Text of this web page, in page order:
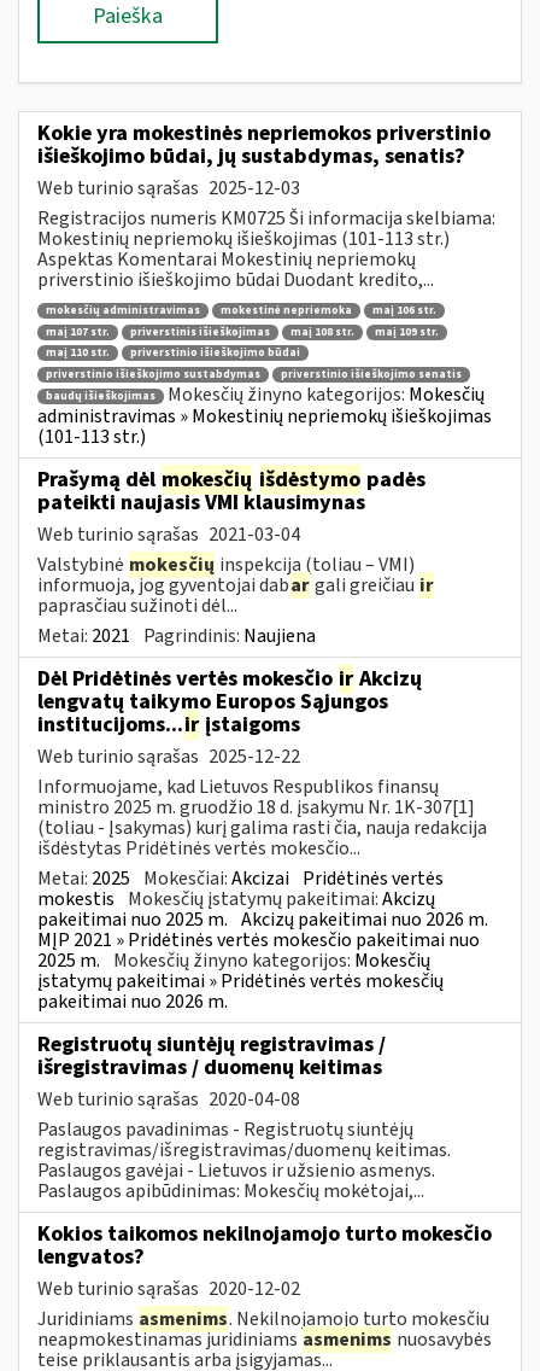
Paieška
Kokie yra mokestinės nepriemokos priverstinio
išieškojimo būdai, jų sustabdymas, senatis?
Web turinio sąrašas 2025-12-03
Registracijos numeris KM0725 Ši informacija skelbiama:
Mokestinių nepriemokų išieškojimas (101-113 str.)
Aspektas Komentarai Mokestinių nepriemokų
priverstinio išieškojimo būdai Duodant kredito,...
mokesčių administravimas mokestinė nepriemoka
maį 106 str.
maį 107 str.
priverstinis išieškojimas maį 108 str.
maį 109 str.
maį 110 str.
priverstinio išieškojimo būdai
priverstinio išieškojimo sustabdymas
priverstinio išieškojimo senatis
baudų išieškojimas
Mokesčių žinyno kategorijos: Mokesčių
administravimas » Mokestinių nepriemokų išieškojimas
(101-113 str.)
Prašymą dėl mokesčių išdėstymo padės
pateikti naujasis VMI klausimynas
Web turinio sąrašas 2021-03-04
Valstybinė mokesčių inspekcija (toliau – VMI)
informuoja, jog gyventojai dabargali greičiau ir
paprasčiau sužinoti dėl...
Metai: 2021 Pagrindinis: Naujiena
Dėl Pridėtinės vertės mokesčio ir Akcizų
lengvatų taikymo Europos Sąjungos
institucijoms...ir įstaigoms
Web turinio sąrašas 2025-12-22
Informuojame, kad Lietuvos Respublikos finansų
ministro 2025 m. gruodžio 18 d. įsakymu Nr. 1K-307[1]
(toliau - Įsakymas) kurį galima rasti čia, nauja redakcija
išdėstytas Pridėtinės vertės mokesčio...
Metai: 2025 Mokesčiai:Akcizai Pridėtinės vertės
mokestis Mokesčių įstatymų pakeitimai:Akcizų
pakeitimai nuo 2025 m. Akcizų pakeitimai nuo 2026 m.
MĮP 2021 » Pridėtinės vertės mokesčio pakeitimai nuo
2025 m. Mokesčių žinyno kategorijos: Mokesčių
įstatymų pakeitimai » Pridėtinės vertės mokesčių
pakeitimai nuo 2026 m.
Registruotų siuntėjų registravimas /
išregistravimas / duomenų keitimas
Web turinio sąrašas 2020-04-08
Paslaugos pavadinimas - Registruotų siuntėjų
registravimas/išregistravimas/duomenų keitimas.
Paslaugos gavėjai - Lietuvos ir užsienio asmenys.
Paslaugos apibūdinimas: Mokesčių mokėtojai,...
Kokios taikomos nekilnojamojo turto mokesčio
lengvatos?
Web turinio sąrašas 2020-12-02
Juridiniams asmenims. Nekilnojamojo turto mokesčiu
neapmokestinamas juridiniams asmenims nuosavybės
teise priklausantis arba įsigyjamas...